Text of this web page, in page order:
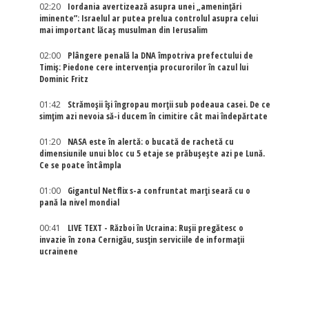
02:20
Iordania avertizează asupra unei „amenințări
iminente”: Israelul ar putea prelua controlul asupra celui
mai important lăcaș musulman din Ierusalim
02:00
Plângere penală la DNA împotriva prefectului de
Timiș: Piedone cere intervenția procurorilor în cazul lui
Dominic Fritz
01:42
Strămoșii își îngropau morții sub podeaua casei. De ce
simțim azi nevoia să-i ducem în cimitire cât mai îndepărtate
01:20
NASA este în alertă: o bucată de rachetă cu
dimensiunile unui bloc cu 5 etaje se prăbușește azi pe Lună.
Ce se poate întâmpla
01:00
Gigantul Netflix s-a confruntat marţi seară cu o
pană la nivel mondial
00:41
LIVE TEXT - Război în Ucraina: Rușii pregătesc o
invazie în zona Cernigău, susțin serviciile de informații
ucrainene